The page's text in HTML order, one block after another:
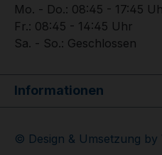
Mo. - Do.: 08:45 - 17:45
Fr.: 08:45 - 14:45 Uhr
Sa. - So.: Geschlossen
Informationen
© Design & Umsetzung by